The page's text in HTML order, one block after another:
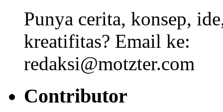
Punya cerita, konsep,
kreatifitas? Email ke:
redaksi@motzter.com
Contributor